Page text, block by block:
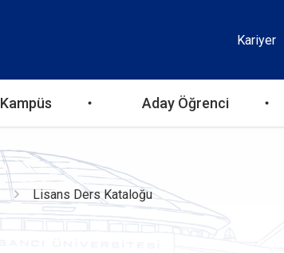
Top
Kariyer
Kampüs Aday Öğrenci
Lisans Ders Kataloğu